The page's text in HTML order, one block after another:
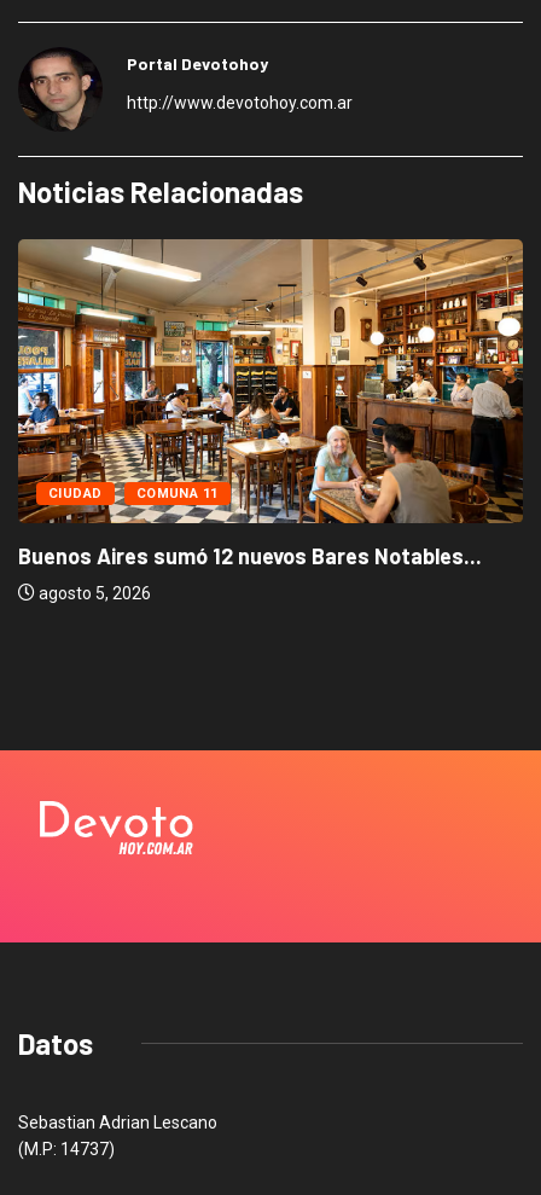
Portal Devotohoy
http://www.devotohoy.com.ar
Noticias Relacionadas
CIUDAD COMUNA 11
Buenos Aires sumó 12 nuevos Bares Notables...
agosto 5, 2026
Datos
Sebastian Adrian Lescano
(M.P: 14737)